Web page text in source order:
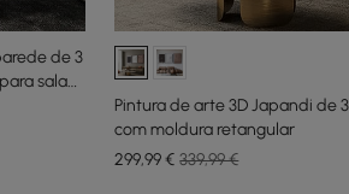
de 3
sala
Pintura de arte 3D Japandi de
com moldura retangular
299,99€ 339,99 €